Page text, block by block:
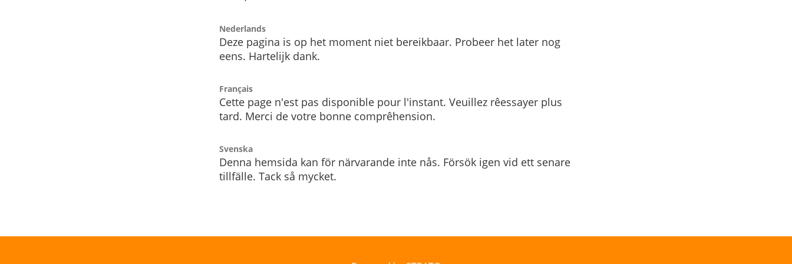
Nederlands
Deze pagina is op het moment niet bereikbaar. Probeer het later nog
eens. Hartelijk dank.
Français
Cette page n'est pas disponible pour l'instant. Veuillez rêessayer plus
tard. Merci de votre bonne comprêhension.
Svenska
Denna hemsida kan för närvarande inte nås. Försök igen vid ett senare
tillfälle. Tack så mycket.